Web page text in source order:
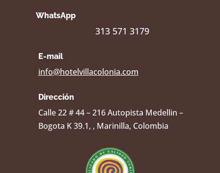
WhatsApp
313 571 3179
E-mail
info@hotelvillacolonia.com
Dirección
Calle 22 # 44 – 216 Autopista Medellin –
Bogota K 39.1, , Marinilla, Colombia